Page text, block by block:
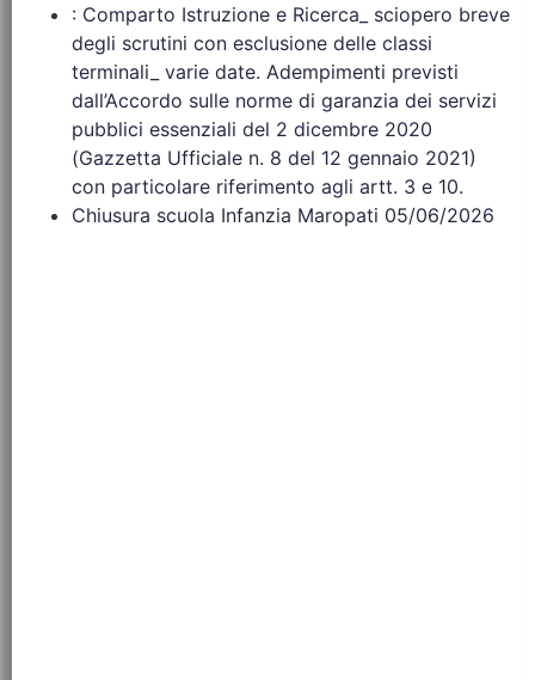
: Comparto Istruzione e Ricerca_ sciopero breve
degli scrutini con esclusione delle classi
terminali_ varie date. Adempimenti previsti
dall’Accordo sulle norme di garanzia dei servizi
pubblici essenziali del 2 dicembre 2020
(Gazzetta Ufficiale n. 8 del 12 gennaio 2021)
con particolare riferimento agli artt. 3 e 10.
Chiusura scuola Infanzia Maropati 05/06/2026